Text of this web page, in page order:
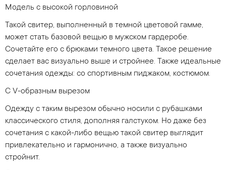
Модель с высокой горловиной
Такой свитер, выполненный в темной цветовой гамме,
может стать базовой вещью в мужском гардеробе.
Сочетайте его с брюками темного цвета. Такое решение
сделает вас визуально выше и стройнее. Также идеальные
сочетания одежды: со спортивным пиджаком, костюмом.
С V-образным вырезом
Одежду с таким вырезом обычно носили с рубашками
классического стиля, дополняя галстуком. Но даже без
сочетания с какой-либо вещью такой свитер выглядит
привлекательно и гармонично, а также визуально
стройнит.